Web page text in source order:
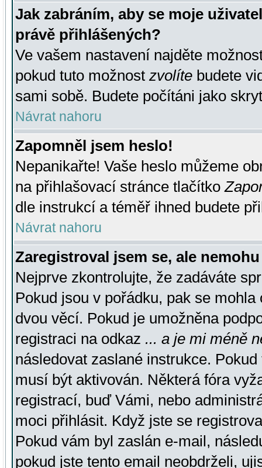
Jak zabráním, aby se moje
právě přihlášených?
Ve vašem nastavení najděte
pokud tuto možnost zvolíte budete
sami sobě. Budete počítáni jako
Návrat nahoru
Zapomněl jsem heslo!
Nepanikařte! Vaše heslo můžeme
na přihlašovací stránce tlačítko
dle instrukcí a téměř ihned budete
Návrat nahoru
Zaregistroval jsem se, ale
Nejprve zkontrolujte, že zadáváte
Pokud jsou v pořádku, pak se
dvou věcí. Pokud je umožněna
registraci na odkaz ... a je mi méně
následovat zaslané instrukce.
musí být aktivován. Některá fóra
registrací, buď Vámi, nebo
moci přihlásit. Když jste se
Pokud vám byl zaslán e-mail,
pokud jste tento email neobdrželi,